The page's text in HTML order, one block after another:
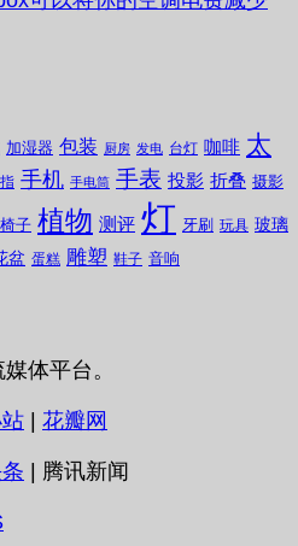
加湿器 包装 厨房 发电 台灯 咖啡 太
手机 手电筒 手表 投影 折叠 摄影
椅子 植物 测评 灯 牙刷 玩具 玻璃
盆 蛋糕 雕塑 鞋子 音响
体平台。
花瓣网
| 腾讯新闻